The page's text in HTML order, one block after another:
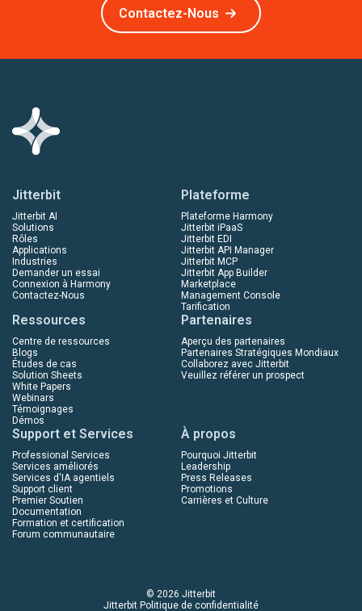
Contactez-Nous
Jitterbit
Jitterbit AI
Solutions
Rôles
Applications
Industries
Demander un essai
Connexion à Harmony
Contactez-Nous
Plateforme
Plateforme Harmony
Jitterbit iPaaS
Jitterbit EDI
Jitterbit API Manager
Jitterbit MCP
Jitterbit App Builder
Marketplace
Management Console
Tarification
Ressources
Centre de ressources
Blogs
Études de cas
Solution Sheets
White Papers
Webinars
Témoignages
Démos
Partenaires
Aperçu des partenaires
Partenaires Stratégiques Mondiaux
Collaborez avec Jitterbit
Veuillez référer un prospect
Support et Services
Professional Services
Services améliorés
Services d'IA agentiels
Support client
Premier Soutien
Documentation
Formation et certification
Forum communautaire
À propos
Pourquoi Jitterbit
Leadership
Press Releases
Promotions
Carrières et Culture
© 2026 Jitterbit
Jitterbit Politique de confidentialité